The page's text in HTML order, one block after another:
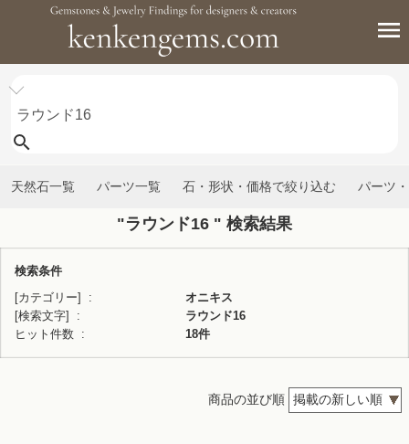
天然石一覧 パーツ一覧 石・形状・価格で絞り込む パーツ
"ラウンド16 " 検索結果
検索条件
[カテゴリー]
オニキス
[検索文字]
ラウンド16
ヒット件数
18件
商品の並び順